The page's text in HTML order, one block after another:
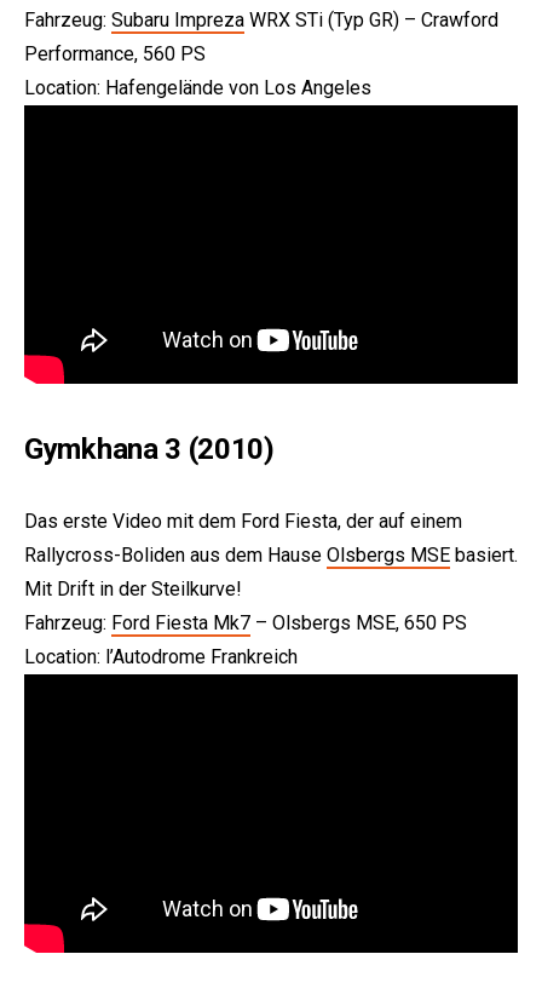
Fahrzeug: Subaru Impreza WRX STi (Typ GR) – Crawford
Performance, 560 PS
Location: Hafengelände von Los Angeles
Gymkhana 3 (2010)
Das erste Video mit dem Ford Fiesta, der auf einem
Rallycross-Boliden aus dem Hause Olsbergs MSE basiert.
Mit Drift in der Steilkurve!
Fahrzeug: Ford Fiesta Mk7 – Olsbergs MSE, 650 PS
Location: l’Autodrome Frankreich